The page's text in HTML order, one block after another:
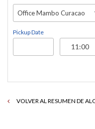
Office Mambo Curacao
Pickup Date
VOLVER AL RESUMEN DE